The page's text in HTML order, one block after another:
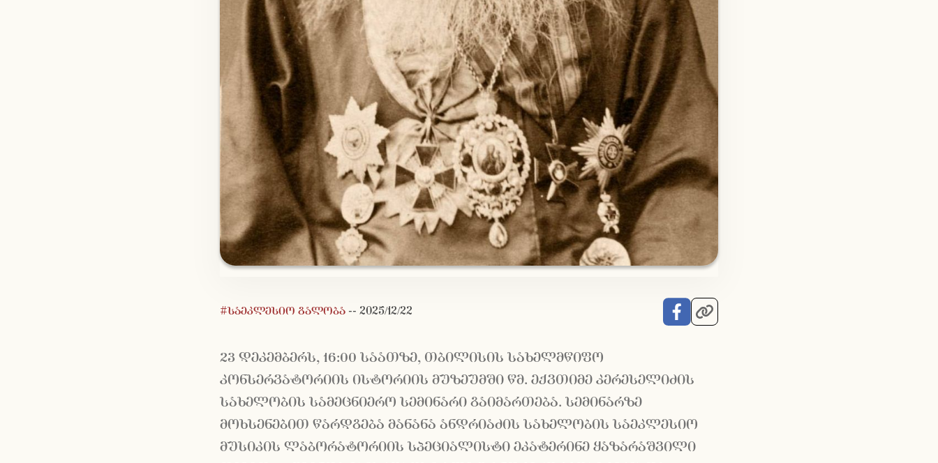
#საეკლესიო გალობა -- 2025/12/22
23 დეკემბერს, 16:00 საათზე, თბილისის სახელმწიფო
კონსერვატორიის ისტორიის მუზეუმში წმ. ექვთიმე კერესელიძის
სახელობის სამეცნიერო სემინარი გაიმართება. სემინარზე
მოხსენებით წარდგება მანანა ანდრიაძის სახელობის საეკლესიო
მუსიკის ლაბორატორიის სპეციალისტი ეკატერინე ყაზარაშვილი